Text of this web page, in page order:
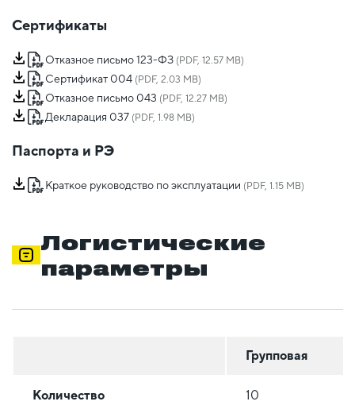
Сертификаты
Отказное письмо 123-ФЗ (PDF, 12.57 MB)
Сертификат 004 (PDF, 2.03 MB)
Отказное письмо 043 (PDF, 12.27 MB)
Декларация 037 (PDF, 1.98 MB)
Паспорта и РЭ
Краткое руководство по эксплуатации (PDF, 1.15 MB)
Логистические
параметры
Групповая
Количество 10